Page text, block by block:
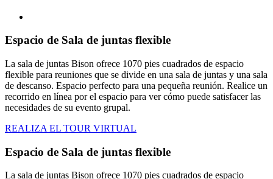
Espacio de Sala de juntas flexible
La sala de juntas Bison ofrece 1070 pies cuadrados de espacio
flexible para reuniones que se divide en una sala de juntas y una sala
de descanso. Espacio perfecto para una pequeña reunión. Realice un
recorrido en línea por el espacio para ver cómo puede satisfacer las
necesidades de su evento grupal.
REALIZA EL TOUR VIRTUAL
Espacio de Sala de juntas flexible
La sala de juntas Bison ofrece 1070 pies cuadrados de espacio